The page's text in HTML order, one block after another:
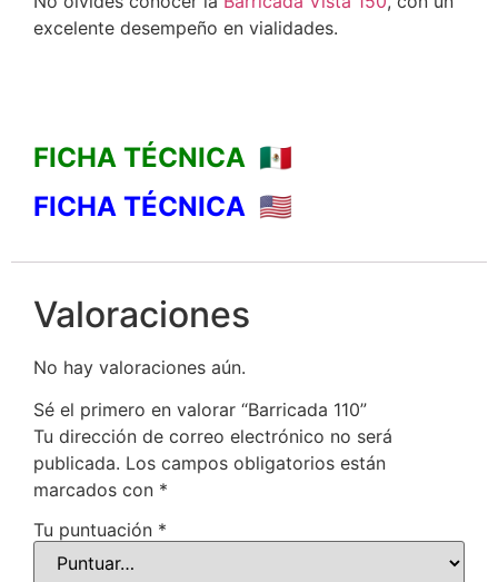
excelente desempeño en vialidades.
FICHA TÉCNICA 🇲🇽
FICHA TÉCNICA 🇺🇸
Valoraciones
No hay valoraciones aún.
Sé el primero en valorar “Barricada 110”
Tu dirección de correo electrónico no será
publicada. Los campos obligatorios están
marcados con *
Tu puntuación *